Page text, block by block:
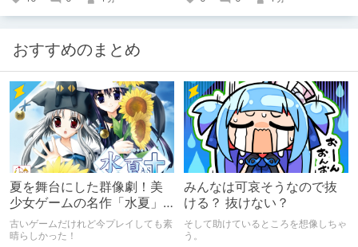
おすすめのまとめ
夏を舞台にした群像劇！美
少女ゲームの名作「水夏」
を今こそ！
古いゲームだけれど今プレイしても素
晴らしかった！
みんなは可哀そうなので抜
ける？ 抜けない？
そして助けているところを想像しちゃ
う。